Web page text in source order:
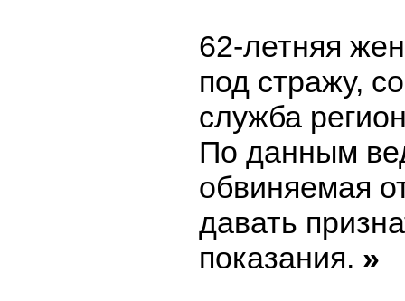
62-летняя
под стражу,
служба
По данным
обвиняемая
давать
показания. »